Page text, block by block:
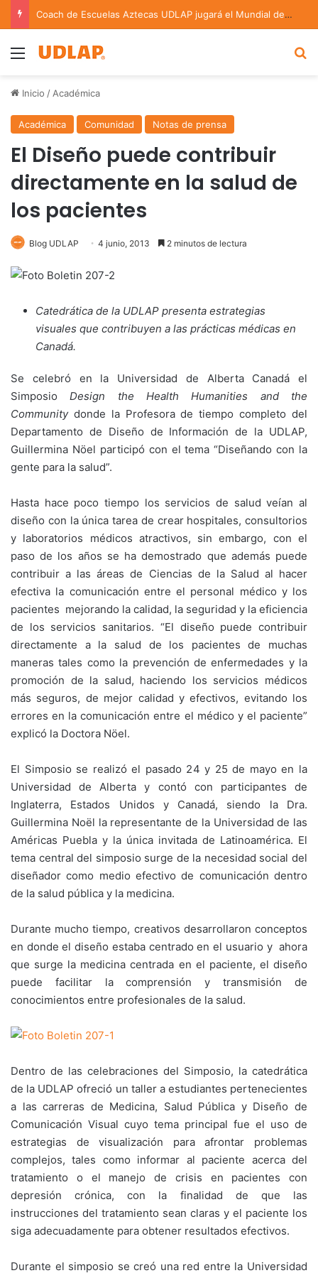
Coach de Escuelas Aztecas UDLAP jugará el Mundial de Flag Football en Alemania
Menu
Inicio / Académica
Académica Comunidad Notas de prensa
El Diseño puede contribuir
directamente en la salud de
los pacientes
Blog UDLAP 4 junio, 2013 2 minutos de lectura
Catedrática de la UDLAP presenta estrategias
visuales que contribuyen a las prácticas médicas en
Canadá.
Se celebró en la Universidad de Alberta Canadá el
SimposioDesign the Health Humanities and the
Communitydonde la Profesora de tiempo completo del
Departamento de Diseño de Información de la UDLAP,
Guillermina Nöel participó con el tema “Diseñando con la
gente para la salud”.
Hasta hace poco tiempo los servicios de salud veían al
diseño con la única tarea de crear hospitales, consultorios
y laboratorios médicos atractivos, sin embargo, con el
paso de los años se ha demostrado que además puede
contribuir a las áreas de Ciencias de la Salud al hacer
efectiva la comunicación entre el personal médico y los
pacientes mejorando la calidad, la seguridad y la eficiencia
de los servicios sanitarios. “El diseño puede contribuir
directamente a la salud de los pacientes de muchas
maneras tales como la prevención de enfermedades y la
promoción de la salud, haciendo los servicios médicos
más seguros, de mejor calidad y efectivos, evitando los
errores en la comunicación entre el médico y el paciente”
explicó la Doctora Nöel.
El Simposio se realizó el pasado 24 y 25 de mayo en la
Universidad de Alberta y contó con participantes de
Inglaterra, Estados Unidos y Canadá, siendo la Dra.
Guillermina Noël la representante de la Universidad de las
Américas Puebla y la única invitada de Latinoamérica. El
tema central del simposio surge de la necesidad social del
diseñador como medio efectivo de comunicación dentro
de la salud pública y la medicina.
Durante mucho tiempo, creativos desarrollaron conceptos
en donde el diseño estaba centrado en el usuario y ahora
que surge la medicina centrada en el paciente, el diseño
puede facilitar la comprensión y transmisión de
conocimientos entre profesionales de la salud.
Dentro de las celebraciones del Simposio, la catedrática
de la UDLAP ofreció un taller a estudiantes pertenecientes
a las carreras de Medicina, Salud Pública y Diseño de
Comunicación Visual cuyo tema principal fue el uso de
estrategias de visualización para afrontar problemas
complejos, tales como informar al paciente acerca del
tratamiento o el manejo de crisis en pacientes con
depresión crónica, con la finalidad de que las
instrucciones del tratamiento sean claras y el paciente los
siga adecuadamente para obtener resultados efectivos.
Durante el simposio se creó una red entre la Universidad